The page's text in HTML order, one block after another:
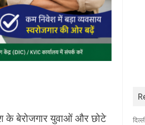
के बेरोजगार युवाओं और छोटे